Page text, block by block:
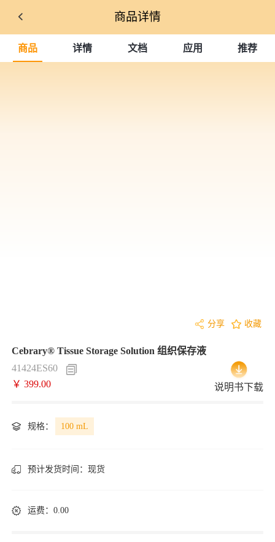
商品详情
商品 详情 文档 应用 推荐
分享 收藏
Cebrary® Tissue Storage Solution 组织保存液
41424ES60
￥ 399.00
说明书下载
规格： 100 mL
预计发货时间： 现货
运费：0.00